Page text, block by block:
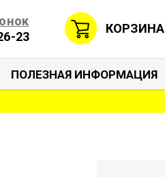
23
КОРЗИНА
ПОЛЕЗНАЯ ИНФОРМАЦИЯ